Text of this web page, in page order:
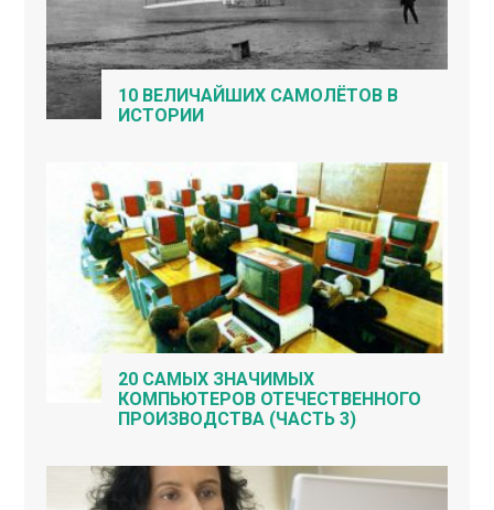
10 ВЕЛИЧАЙШИХ САМОЛЁТОВ В
ИСТОРИИ
20 САМЫХ ЗНАЧИМЫХ
КОМПЬЮТЕРОВ ОТЕЧЕСТВЕННОГО
ПРОИЗВОДСТВА (ЧАСТЬ 3)